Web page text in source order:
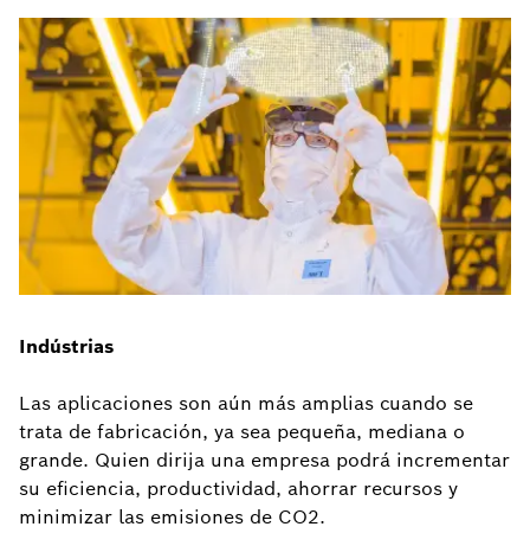
Indústrias
Las aplicaciones son aún más amplias cuando se
trata de fabricación, ya sea pequeña, mediana o
grande. Quien dirija una empresa podrá incrementar
su eficiencia, productividad, ahorrar recursos y
minimizar las emisiones de CO2.